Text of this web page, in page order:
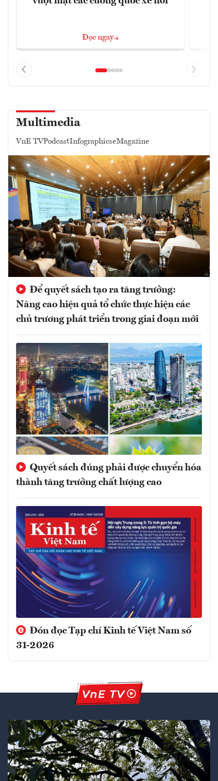
Đọc ngay
Multimedia
VnE TVPodcastInfographicseMagazine
Để quyết sách tạo ra tăng trưởng:
Nâng cao hiệu quả tổ chức thực hiện các
chủ trương phát triển trong giai đoạn mới
Quyết sách đúng phải được chuyển hóa
thành tăng trưởng chất lượng cao
Đón đọc Tạp chí Kinh tế Việt Nam số
31-2026